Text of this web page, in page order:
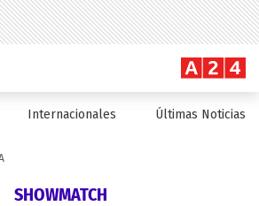
Internacionales Últimas Noticias
SHOWMATCH